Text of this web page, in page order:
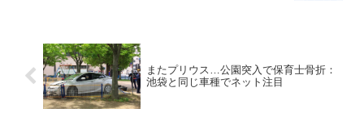
またプリウス…公園突入で保育士骨折：
池袋と同じ車種でネット注目